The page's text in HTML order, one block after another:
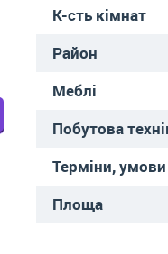
К-сть кімнат
Район
Меблі
Побутова
Терміни,
Площа